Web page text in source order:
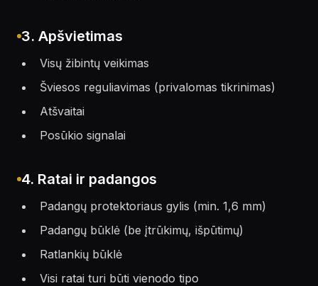
3. Apšvietimas
Visų žibintų veikimas
Šviesos reguliavimas (privalomas tikrinimas)
Atšvaitai
Posūkio signalai
4. Ratai ir padangos
Padangų protektoriaus gylis (min. 1,6 mm)
Padangų būklė (be įtrūkimų, išpūtimų)
Ratlankių būklė
Visi ratai turi būti vienodo tipo